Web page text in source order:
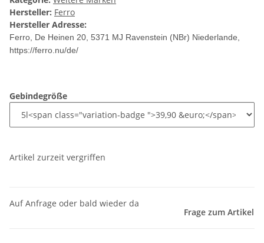
Hersteller: Ferro
Hersteller Adresse:
Ferro, De Heinen 20, 5371 MJ Ravenstein (NBr) Niederlande,
https://ferro.nu/de/
Gebindegröße
Artikel zurzeit vergriffen
Auf Anfrage oder bald wieder da
Frage zum Artikel